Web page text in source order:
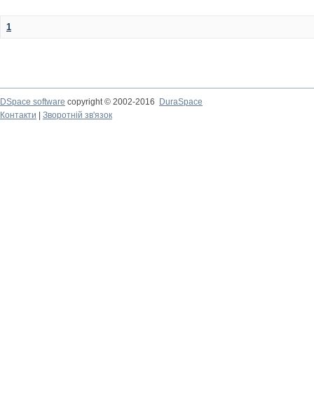
1
DSpace software copyright © 2002-2016
DuraSpace
Контакти
Зворотній зв'язок